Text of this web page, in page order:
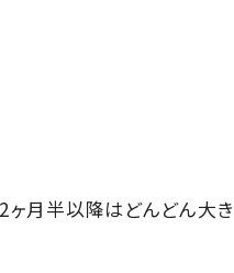
ヶ月半以降はどんどん大き